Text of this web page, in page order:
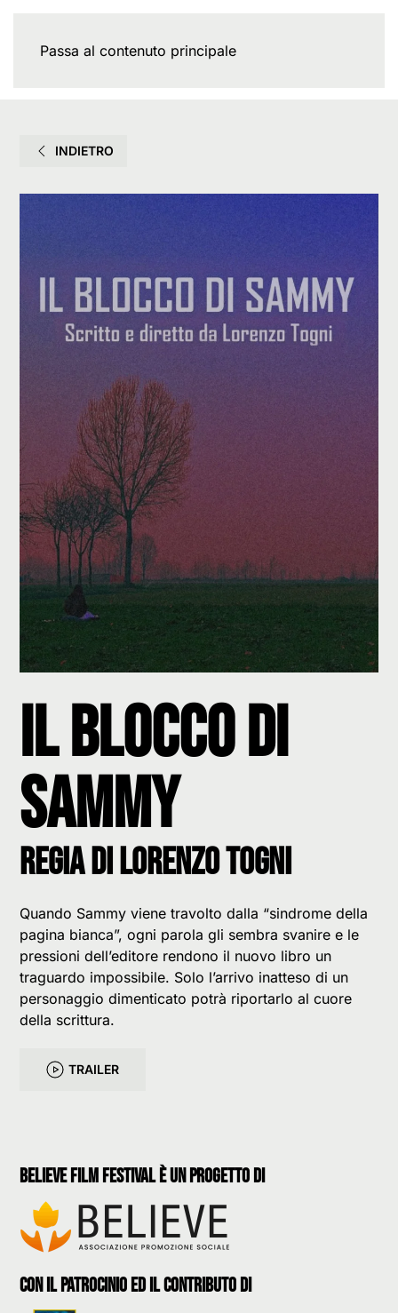
Passa al contenuto principale
INDIETRO
Il Blocco di
Sammy
Regia di Lorenzo Togni
Quando Sammy viene travolto dalla “sindrome della
pagina bianca”, ogni parola gli sembra svanire e le
pressioni dell’editore rendono il nuovo libro un
traguardo impossibile. Solo l’arrivo inatteso di un
personaggio dimenticato potrà riportarlo al cuore
della scrittura.
TRAILER
believe film festival è un progetto di
con il patrocinio ed il contributo di